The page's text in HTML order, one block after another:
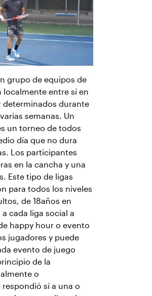
grupo de equipos de
entre sí en
determinados durante
semanas. Un
un torneo de todos
día que no dura
Los participantes
en la cancha y una
Este tipo de ligas
para todos los niveles
de 18años en
cada liga social a
happy hour o evento
jugadores y puede
evento de juego
de la
o
sí a una o